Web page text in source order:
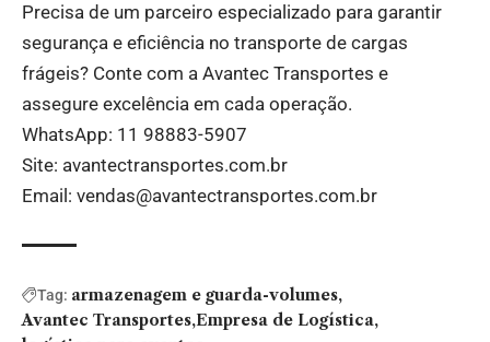
Precisa de um parceiro especializado para garantir
segurança e eficiência no transporte de cargas
frágeis? Conte com a Avantec Transportes e
assegure excelência em cada operação.
WhatsApp: 11 98883-5907
Site: avantectransportes.com.br
Email: vendas@avantectransportes.com.br
Tag: armazenagem e guarda-volumes
Avantec Transportes Empresa de Logística